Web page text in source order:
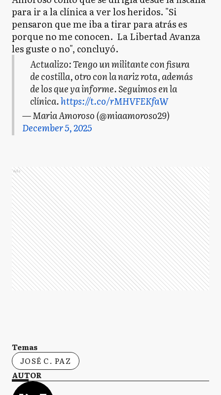
para ir a la clínica a ver los heridos. "Si
pensaron que me iba a tirar para atrás es
porque no me conocen. La Libertad Avanza
les guste o no", concluyó.
Actualizo: Tengo un militante con fisura
de costilla, otro con la nariz rota, además
de los que ya informe. Seguimos en la
clínica.https://t.co/rMHVFEKfaW
— Maria Amoroso (@miaamoroso29)
December 5, 2025
Ads
Temas
JOSÉ C. PAZ
AUTOR